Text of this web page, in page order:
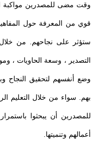
وقت مضى للمصدرين مواكبة
قوي من المعرفة حول
ستؤثر على نجاحهم. من
التصدير ، وسعة الحاويات ،
وضع أنفسهم لتحقيق النجاح
بهم. سواء من خلال التعليم
للمصدرين أن يبحثوا
أعمالهم وتنميتها.